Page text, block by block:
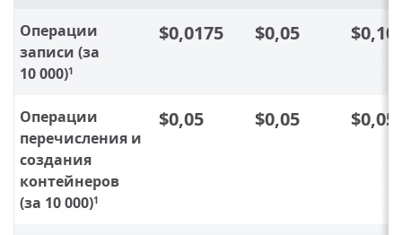
Операции
записи (за
10 000)1
$0,0175 $0,05 $0,10
Операции
перечисления и
создания
контейнеров
(за 10 000)1
$0,05 $0,05 $0,05